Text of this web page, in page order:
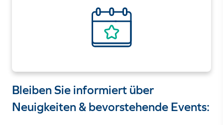
Bleiben Sie informiert über
Neuigkeiten & bevorstehende Events: